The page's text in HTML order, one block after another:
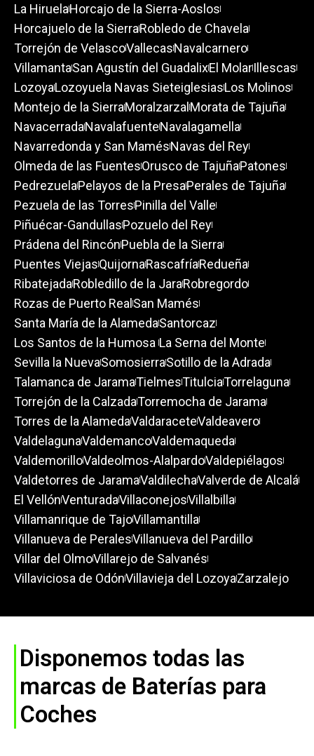
La HiruelaHorcajo de la Sierra-Aoslos
Horcajuelo de la SierraRobledo de Chavela
Torrejón de VelascoVallecasNavalcarnero
VillamantaSan Agustín del GuadalixEl MolarIllescas
LozoyaLozoyuela Navas SieteiglesiasLos Molinos
Montejo de la SierraMoralzarzalMorata de Tajuña
NavacerradaNavalafuenteNavalagamella
Navarredonda y San MamésNavas del Rey
Olmeda de las FuentesOrusco de TajuñaPatones
PedrezuelaPelayos de la PresaPerales de Tajuña
Pezuela de las TorresPinilla del Valle
Piñuécar-GandullasPozuelo del Rey
Prádena del RincónPuebla de la Sierra
Puentes ViejasQuijornaRascafríaRedueña
RibatejadaRobledillo de la JaraRobregordo
Rozas de Puerto RealSan Mamés
Santa María de la AlamedaSantorcaz
Los Santos de la Humosa La Serna del Monte
Sevilla la NuevaSomosierraSotillo de la Adrada
Talamanca de JaramaTielmesTitulciaTorrelaguna
Torrejón de la CalzadaTorremocha de Jarama
Torres de la AlamedaValdaraceteValdeavero
ValdelagunaValdemancoValdemaqueda
ValdemorilloValdeolmos-AlalpardoValdepiélagos
Valdetorres de JaramaValdilechaValverde de Alcalá
El VellónVenturadaVillaconejosVillalbilla
Villamanrique de TajoVillamantilla
Villanueva de PeralesVillanueva del Pardillo
Villar del OlmoVillarejo de Salvanés
Villaviciosa de OdónVillavieja del LozoyaZarzalejo
Disponemos todas las
marcas de Baterías para
Coches